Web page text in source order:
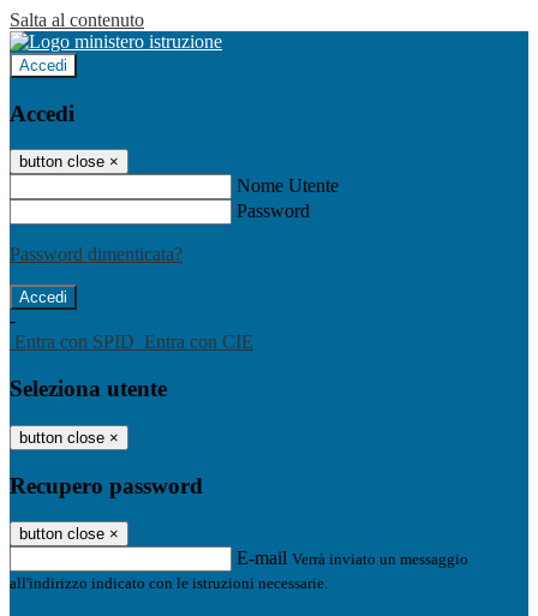
Salta al contenuto
Accedi
Accedi
button close ×
Nome Utente
Password
Password dimenticata?
-
Entra con SPID Entra con CIE
Seleziona utente
button close ×
Recupero password
button close ×
E-mail Verrà inviato un messaggio
all'indirizzo indicato con le istruzioni necessarie.